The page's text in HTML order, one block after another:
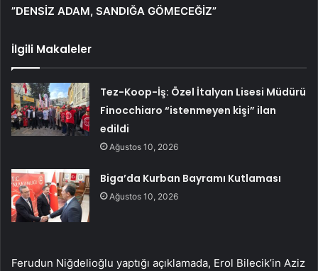
”DENSİZ ADAM, SANDIĞA GÖMECEĞİZ”
İlgili Makaleler
Tez-Koop-İş: Özel İtalyan Lisesi Müdürü
Finocchiaro “istenmeyen kişi” ilan
edildi
Ağustos 10, 2026
Biga’da Kurban Bayramı Kutlaması
Ağustos 10, 2026
Ferudun Niğdelioğlu yaptığı açıklamada, Erol Bilecik’in Aziz